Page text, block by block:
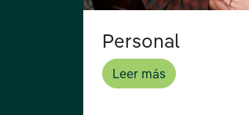
Personal
Leer más